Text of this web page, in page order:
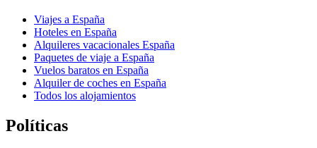
Viajes a España
Hoteles en España
Alquileres vacacionales España
Paquetes de viaje a España
Vuelos baratos en España
Alquiler de coches en España
Todos los alojamientos
Políticas